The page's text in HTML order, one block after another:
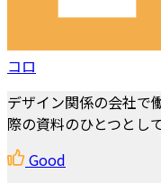
コロ
デザイン関係の会社で
際の資料のひとつとし
Good